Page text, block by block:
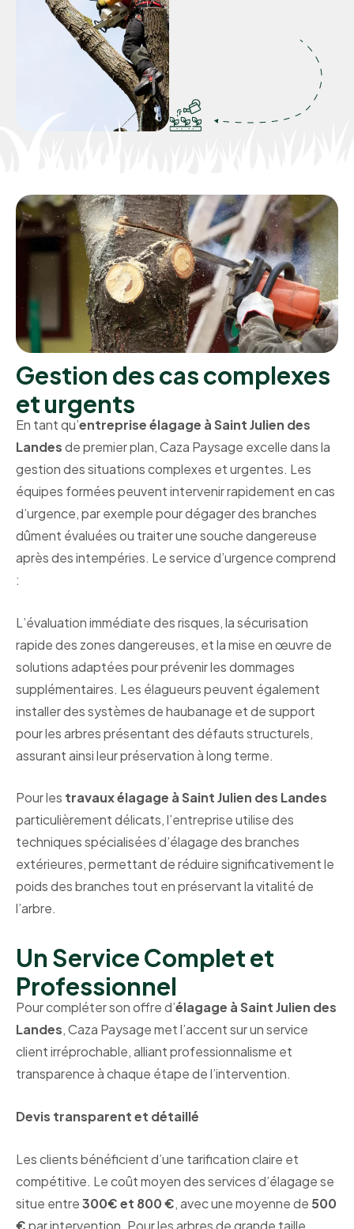
Gestion des cas complexes
et urgents
En tant qu’entreprise élagage à Saint Julien des
Landesde premier plan, Caza Paysage excelle dans la
gestion des situations complexes et urgentes. Les
équipes formées peuvent intervenir rapidement en cas
d’urgence, par exemple pour dégager des branches
dûment évaluées ou traiter une souche dangereuse
après des intempéries. Le service d’urgence comprend
:
L’évaluation immédiate des risques, la sécurisation
rapide des zones dangereuses, et la mise en œuvre de
solutions adaptées pour prévenir les dommages
supplémentaires. Les élagueurs peuvent également
installer des systèmes de haubanage et de support
pour les arbres présentant des défauts structurels,
assurant ainsi leur préservation à long terme.
Pour les travaux élagage à Saint Julien des Landes
particulièrement délicats, l’entreprise utilise des
techniques spécialisées d’élagage des branches
extérieures, permettant de réduire significativement le
poids des branches tout en préservant la vitalité de
l’arbre.
Un Service Complet et
Professionnel
Pour compléter son offre d’élagage à Saint Julien des
Landes, Caza Paysage met l’accent sur un service
client irréprochable, alliant professionnalisme et
transparence à chaque étape de l’intervention.
Devis transparent et détaillé
Les clients bénéficient d’une tarification claire et
compétitive. Le coût moyen des services d’élagage se
situe entre300€ et 800 €, avec une moyenne de 500
€par intervention. Pour les arbres de grande taille